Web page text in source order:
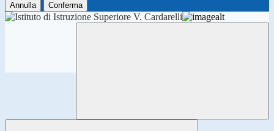
Annulla Conferma